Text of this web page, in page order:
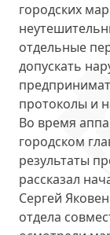
городских
отдельные
допускать
протоколы и
Во время
городском
результаты
рассказал
Сергей
отдела